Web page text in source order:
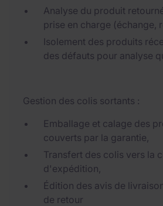
Analyse du produit
prise en charge (échange,
Isolement des produits
des défauts pour analyse
Gestion des colis sortants :
Emballage et calage des
couverts par la garantie,
Transfert des colis vers la
d'expédition,
Édition des avis de
de retour